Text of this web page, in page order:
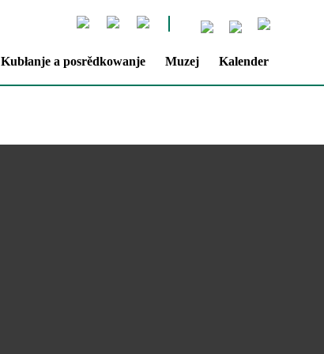
Kubłanje a posrědkowanje Muzej Kalender